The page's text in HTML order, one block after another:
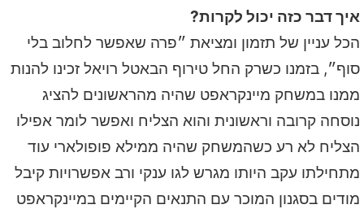
איך דבר כזה יכול לקרות?
הכל עניין של תזמון ומציאת ״פרה שאפשר לחלוב בלי
סוף״, בזמנו כשרק החל טירוף הבאטל רויאל זכינו להנות
ממנו במשחק מיינקראפט שהיה מהראשונים להציג
נוסחה קרובה וראשונית והוא הצליח ואפשר לומר אפילו
הצליח לא רע כשהמשחק שהיה ממילא פופולארי עוד
מתחילתו עקב היותו מגרש לגו ענקי ורב אפשרויות קיבל
מודים בסגנון המוכר עם התנאים הקיימים במיינקראפט